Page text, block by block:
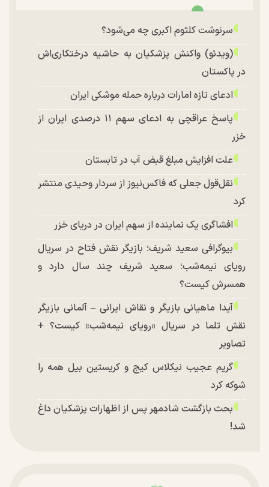
سرنوشت کلثوم اکبری چه می‌شود؟
(ویدئو) واکنش پزشکیان به حاشیه درختکاری‌اش
در پاکستان
ادعای تازه امارات درباره حمله موشکی ایران
پاسخ عراقچی به ادعای سهم ۱۱ درصدی ایران از
خزر
علت افزایش مبلغ قبض آب در تابستان
نقل‌قول جعلی که فاکس‌نیوز از سردار وحیدی منتشر
کرد
افشاگری یک نماینده از سهم ایران در دریای خزر
بیوگرافی سعید شریف؛ بازیگر نقش فتاح در سریال
رویای نیمه‌شب؛ سعید شریف چند سال دارد و
همسرش کیست؟
آیدا ماهیانی بازیگر و نقاش ایرانی – آلمانی بازیگر
نقش تلما در سریال «رویای نیمه‌شب» کیست؟ +
تصاویر
گریم عجیب نیکلاس کیج و کریستین بیل همه را
شوکه کرد
بحث بازگشت شادمهر پس از اظهارات پزشکیان داغ
شد!